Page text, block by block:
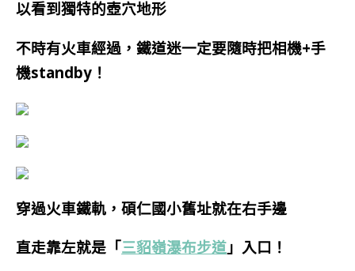
以看到獨特的壺穴地形
不時有火車經過，鐵道迷一定要隨時把相機+手
機standby！
穿過火車鐵軌，碩仁國小舊址就在右手邊
直走靠左就是「三貂嶺瀑布步道 」入口！